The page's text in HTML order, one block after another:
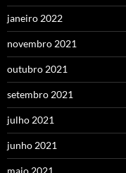
janeiro 2022
novembro 2021
outubro 2021
setembro 2021
julho 2021
junho 2021